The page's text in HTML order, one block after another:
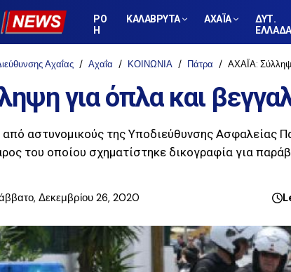
ΡΟ
Η
ΚΑΛΑΒΡΥΤΑ ΑΧΑΪΑ
ΔΥΤ.
ΕΛΛΑΔΑ
Αχαΐας Αχαΐα ΚΟΙΝΩΝΙΑ Πάτρα ΑΧΑΪΑ: Σύλληψη
για όπλα και
αστυνομικούς της Υποδιεύθυνσης Ασφαλείας
του οποίου σχηματίστηκε δικογραφία για
Δεκεμβρίου 26, 2020